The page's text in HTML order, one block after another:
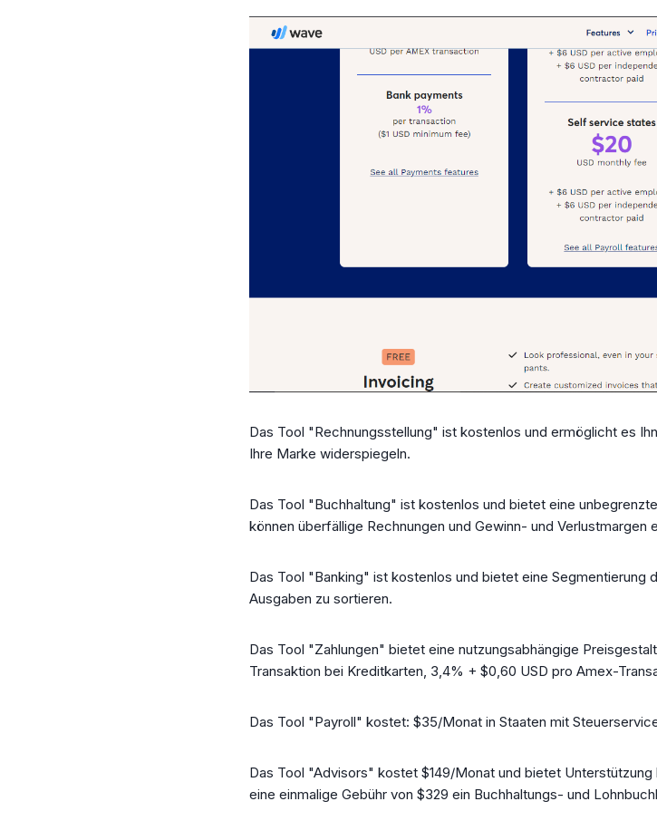
Das Tool "Rechnungsstellung" ist kostenlos und ermöglicht es
Ihre Marke widerspiegeln.
Das Tool "Buchhaltung" ist kostenlos und bietet eine
können überfällige Rechnungen und Gewinn- und Verlustmargen
Das Tool "Banking" ist kostenlos und bietet eine Segmentierung
Ausgaben zu sortieren.
Das Tool "Zahlungen" bietet eine nutzungsabhängige
Transaktion bei Kreditkarten, 3,4% + $0,60 USD pro Amex-
Das Tool "Payroll" kostet: $35/Monat in Staaten mit
Das Tool "Advisors" kostet $149/Monat und bietet
eine einmalige Gebühr von $329 ein Buchhaltungs- und